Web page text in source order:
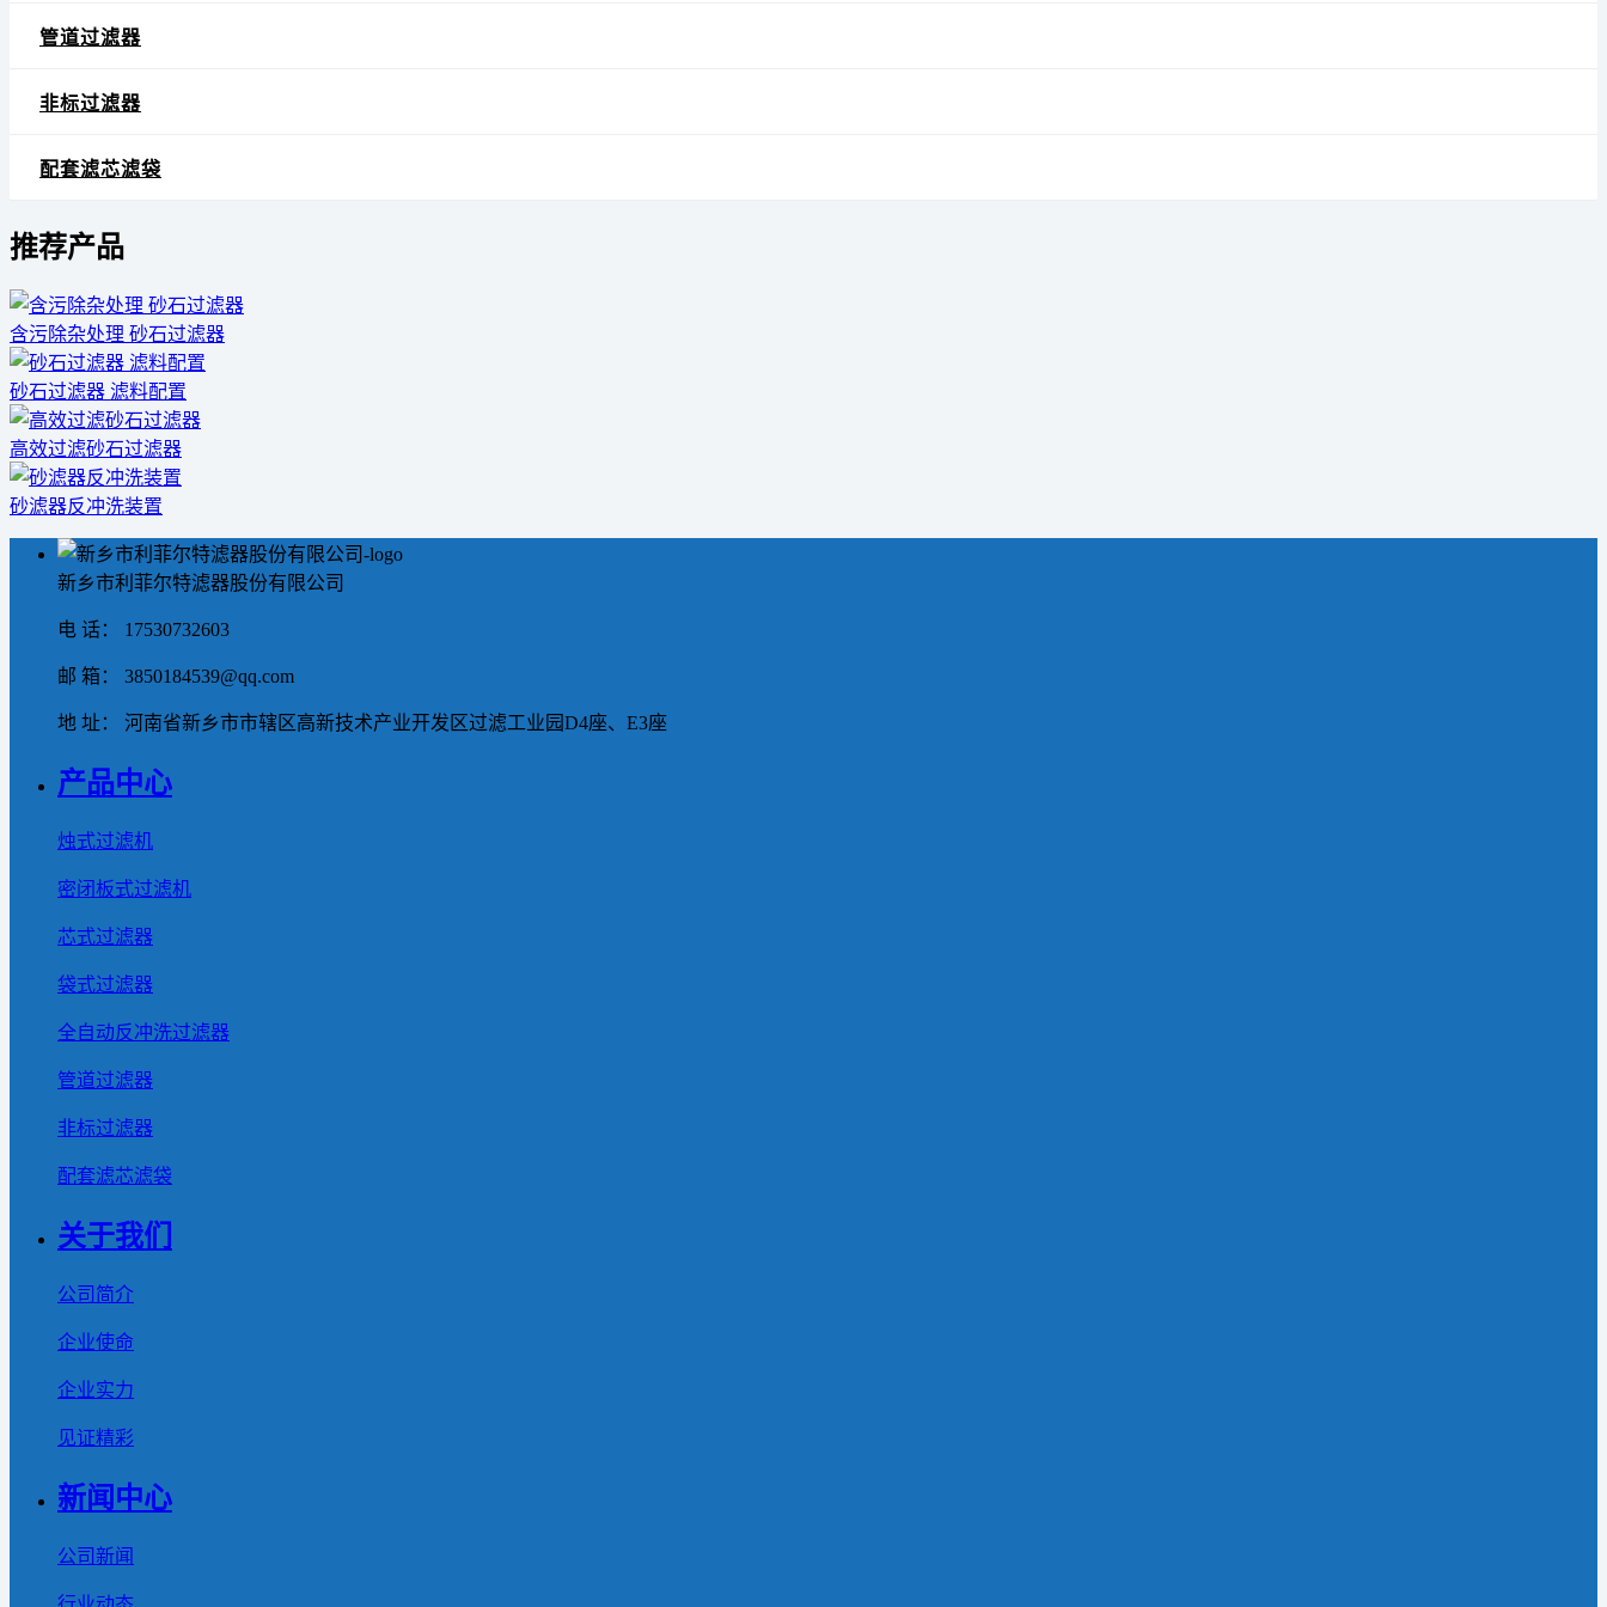
管道过滤器
非标过滤器
配套滤芯滤袋
推荐产品
含污除杂处理 砂石过滤器
砂石过滤器 滤料配置
高效过滤砂石过滤器
砂滤器反冲洗装置
新乡市利菲尔特滤器股份有限公司
电 话： 17530732603
邮 箱： 3850184539@qq.com
地 址： 河南省新乡市市辖区高新技术产业开发区过滤工业园D4座、E3座
产品中心
烛式过滤机
密闭板式过滤机
芯式过滤器
袋式过滤器
全自动反冲洗过滤器
管道过滤器
非标过滤器
配套滤芯滤袋
关于我们
公司简介
企业使命
企业实力
见证精彩
新闻中心
公司新闻